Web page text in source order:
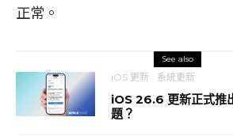
正常。
See also
iOS 更新 系統更新
iOS 26.6 更新正式推
題？